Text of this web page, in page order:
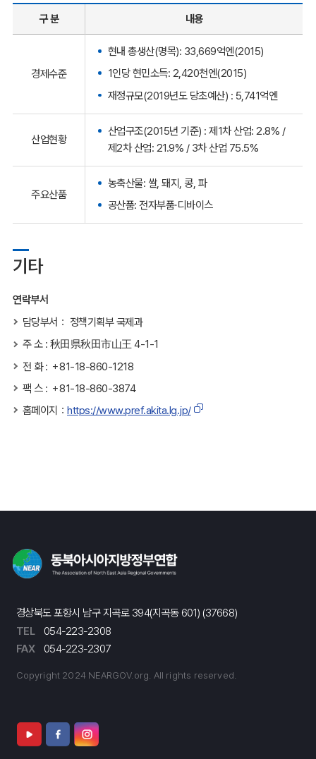
구 분 내용
경제수준
현내 총생산(명목): 33,669억엔(2015)
1인당 현민소득: 2,420천엔(2015)
재정규모(2019년도 당초예산) : 5,741억엔
산업현황
산업구조(2015년 기준) : 제1차 산업: 2.8% /
제2차 산업: 21.9% / 3차 산업 75.5%
주요산품
농축산물: 쌀, 돼지, 콩, 파
공산품: 전자부품⋅디바이스
기타
연락부서
담당부서： 정책기획부 국제과
주 소 : 秋田県秋田市山王 4-1-1
전 화 : ＋81-18-860-1218
팩 스 : ＋81-18-860-3874
홈페이지： https://www.pref.akita.lg.jp/
경상북도 포항시 남구 지곡로 394(지곡동 601) (37668)
TEL
054-223-2308
FAX
054-223-2307
Copyright 2024 NEARGOV.org. All rights reserved.